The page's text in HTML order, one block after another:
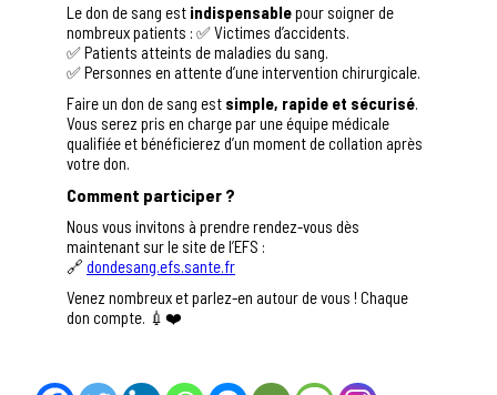
Le don de sang est indispensablepour soigner de
nombreux patients : ✅ Victimes d’accidents.
✅ Patients atteints de maladies du sang.
✅ Personnes en attente d’une intervention chirurgicale.
Faire un don de sang est simple, rapide et sécurisé.
Vous serez pris en charge par une équipe médicale
qualifiée et bénéficierez d’un moment de collation après
votre don.
Comment participer ?
Nous vous invitons à prendre rendez-vous dès
maintenant sur le site de l’EFS :
🔗 dondesang.efs.sante.fr
Venez nombreux et parlez-en autour de vous ! Chaque
don compte. 💉❤️